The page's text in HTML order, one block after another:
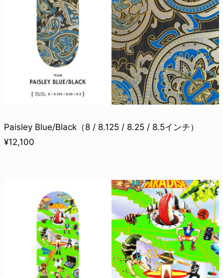
Paisley Blue/Black（8 / 8.125 / 8.25 / 8.5インチ）
¥12,100